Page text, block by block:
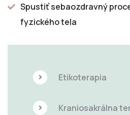
Spustiť sebaozdravný
fyzického tela
Etikoterapia
Kraniosakrálna